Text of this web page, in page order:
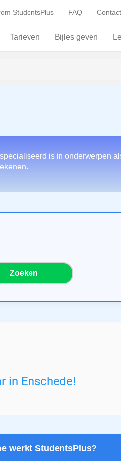
StudentsPlus FAQ Contact
Tarieven Bijles geven
is in onderwerpen
Zoeken
in Enschede!
werkt StudentsPlus?